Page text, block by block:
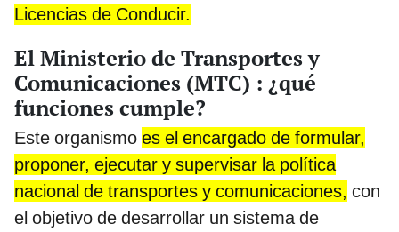
Licencias de Conducir.
El Ministerio de Transportes y
Comunicaciones (MTC) : ¿qué
funciones cumple?
Este organismo es el encargado de formular,
proponer, ejecutar y supervisar la política
nacional de transportes y comunicaciones, con
el objetivo de desarrollar un sistema de